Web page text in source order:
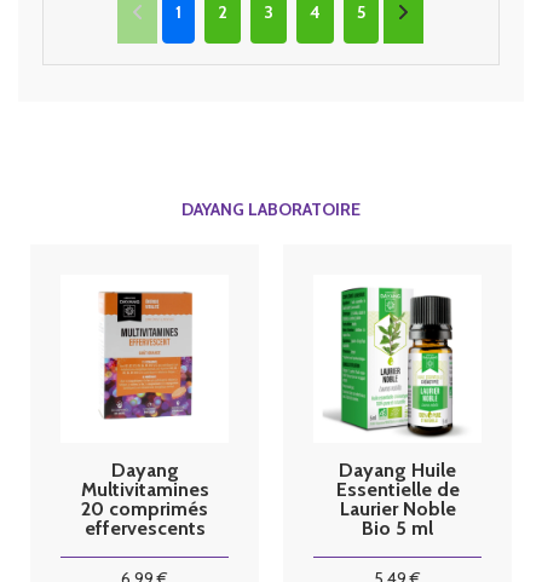
1 2 3 4 5
DAYANG LABORATOIRE
Dayang
Multivitamines
20 comprimés
effervescents
Dayang Huile
Essentielle de
Laurier Noble
Bio 5 ml